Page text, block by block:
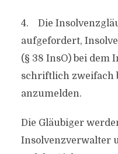
4. Die
aufgefordert,
(§ 38 InsO) bei dem
schriftlich zweifach
anzumelden.
Die Gläubiger
Insolvenzverwalter